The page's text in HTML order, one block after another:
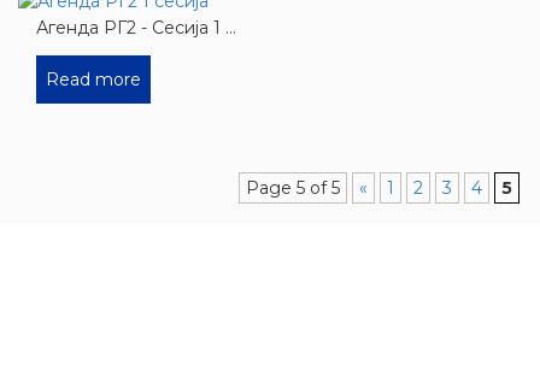
Агенда РГ2 - Сесија 1 ...
Read more
Page 5 of 5 « 1 2 3 4 5